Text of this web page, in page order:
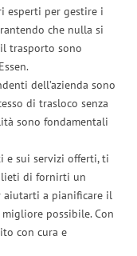
esperti per gestire i
che nulla si
trasporto sono
dell’azienda sono
di trasloco senza
sono fondamentali
e sui servizi offerti, ti
lieti di fornirti un
aiutarti a pianificare il
possibile. Con
con cura e